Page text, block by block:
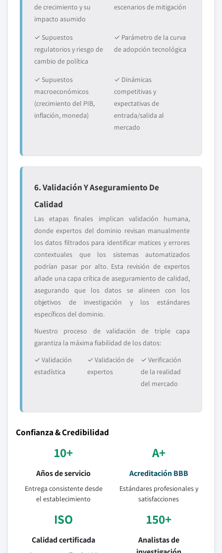
de crecimiento y su
impacto asumido
escenarios de mitigación
✓ Supuestos
regulatorios y riesgo de
cambio de política
✓ Parámetro de la curva
de adopción tecnológica
✓ Supuestos
macroeconómicos
(crecimiento del PIB,
inflación, moneda)
✓ Dinámicas
competitivas y
expectativas de
entrada/salida al
mercado
6. Validación Y Aseguramiento De
Calidad
Las etapas finales implican validación humana,
donde expertos del dominio revisan manualmente
los datos filtrados para identificar matices y errores
contextuales que los sistemas automatizados
podrían pasar por alto. Esta revisión de expertos
añade una capa crítica de aseguramiento de calidad,
asegurando que los datos se alineen con los
objetivos de investigación y los estándares
específicos del dominio.
Nuestro proceso de validación de triple capa
garantiza la máxima fiabilidad de los datos:
✓ Validación
estadística
✓ Validación de
expertos
✓ Verificación
de la realidad
del mercado
Confianza & Credibilidad
10+
Años de servicio
Entrega consistente desde
el establecimiento
A+
Acreditación BBB
Estándares profesionales y
satisfacciones
ISO
Calidad certificada
150+
Analistas de